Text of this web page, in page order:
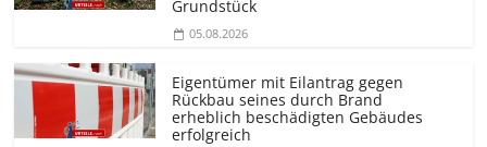
Grundstück
05.08.2026
Eigentümer mit Eilantrag gegen
Rückbau seines durch Brand
erheblich beschädigten Gebäudes
erfolgreich